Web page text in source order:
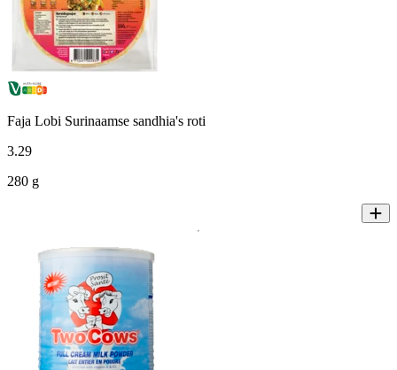
Faja Lobi Surinaamse sandhia's roti
3.29
280 g